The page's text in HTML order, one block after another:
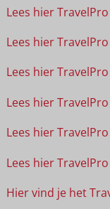
Lees hier
Lees hier
Lees hier
Lees hier
Lees hier
Lees hier
Hier vind je het